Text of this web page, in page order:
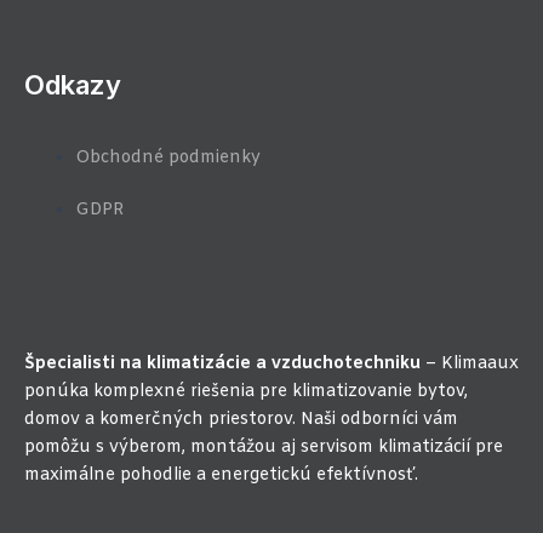
Odkazy
Obchodné podmienky
GDPR
Špecialisti na klimatizácie a vzduchotechniku – Klimaaux
ponúka komplexné riešenia pre klimatizovanie bytov,
domov a komerčných priestorov. Naši odborníci vám
pomôžu s výberom, montážou aj servisom klimatizácií pre
maximálne pohodlie a energetickú efektívnosť.